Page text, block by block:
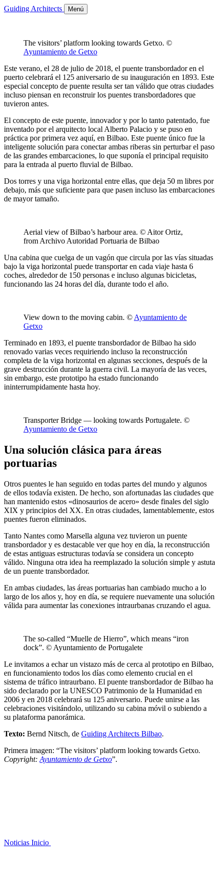
Guiding Architects Menú
The visitors’ platform looking towards Getxo. ©
Ayuntamiento de Getxo
Este verano, el 28 de julio de 2018, el puente transbordador en el
puerto celebrará el 125 aniversario de su inauguración en 1893. Este
especial concepto de puente resulta ser tan válido que otras ciudades
incluso piensan en reconstruir los puentes transbordadores que
tuvieron antes.
El concepto de este puente, innovador y por lo tanto patentado, fue
inventado por el arquitecto local Alberto Palacio y se puso en
práctica por primera vez aquí, en Bilbao. Este puente único fue la
inteligente solución para conectar ambas riberas sin perturbar el paso
de las grandes embarcaciones, lo que suponía el principal requisito
para la entrada al puerto fluvial de Bilbao.
Dos torres y una viga horizontal entre ellas, que deja 50 m libres por
debajo, más que suficiente para que pasen incluso las embarcaciones
de mayor tamaño.
Aerial view of Bilbao’s harbour area. © Aitor Ortiz,
from Archivo Autoridad Portuaria de Bilbao
Una cabina que cuelga de un vagón que circula por las vías situadas
bajo la viga horizontal puede transportar en cada viaje hasta 6
coches, alrededor de 150 personas e incluso algunas bicicletas,
funcionando las 24 horas del día, durante todo el año.
View down to the moving cabin. © Ayuntamiento de
Getxo
Terminado en 1893, el puente transbordador de Bilbao ha sido
renovado varias veces requiriendo incluso la reconstrucción
completa de la viga horizontal en algunas secciones, después de la
grave destrucción durante la guerra civil. La mayoría de las veces,
sin embargo, este prototipo ha estado funcionando
ininterrumpidamente hasta hoy.
Transporter Bridge — looking towards Portugalete. ©
Ayuntamiento de Getxo
Una solución clásica para áreas
portuarias
Otros puentes le han seguido en todas partes del mundo y algunos
de ellos todavía existen. De hecho, son afortunadas las ciudades que
han mantenido estos «dinosaurios de acero» desde finales del siglo
XIX y principios del XX. En otras ciudades, lamentablemente, estos
puentes fueron eliminados.
Tanto Nantes como Marsella alguna vez tuvieron un puente
transbordador y es destacable ver que hoy en día, la reconstrucción
de estas antiguas estructuras todavía se considera un concepto
válido. Ninguna otra idea ha reemplazado la solución simple y astuta
de un puente transbordador.
En ambas ciudades, las áreas portuarias han cambiado mucho a lo
largo de los años y, hoy en día, se requiere nuevamente una solución
válida para aumentar las conexiones intraurbanas cruzando el agua.
The so-called “Muelle de Hierro”, which means “iron
dock”. © Ayuntamiento de Portugalete
Le invitamos a echar un vistazo más de cerca al prototipo en Bilbao,
en funcionamiento todos los días como elemento crucial en el
sistema de tráfico intraurbano. El puente transbordador de Bilbao ha
sido declarado por la UNESCO Patrimonio de la Humanidad en
2006 y en 2018 celebrará su 125 aniversario. Puede unirse a las
celebraciones visitándolo, utilizando su cabina móvil o subiendo a
su plataforma panorámica.
Texto: Bernd Nitsch, de Guiding Architects Bilbao.
Primera imagen: “The visitors’ platform looking towards Getxo.
Copyright: Ayuntamiento de Getxo”.
Noticias Inicio